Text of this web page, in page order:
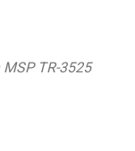
TR-3525